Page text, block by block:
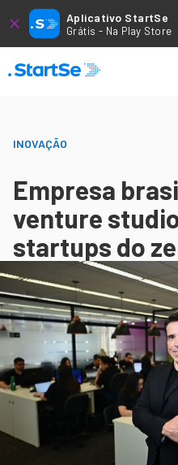
Aplicativo StartSe
Grátis - Na Play Store
INOVAÇÃO
Empresa
venture
startups do